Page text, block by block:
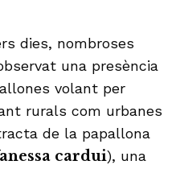
dies, nombroses
una presència
volant per
rurals com urbanes
de la papallona
cardui), una